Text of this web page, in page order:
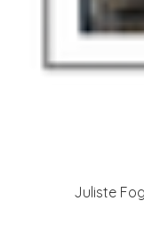
Juliste